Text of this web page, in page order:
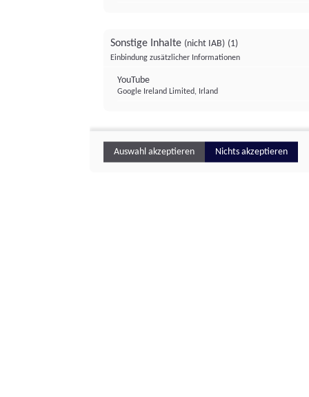
Sonstige Inhalte (nicht IAB) (1)
Einbindung zusätzlicher Informationen
YouTube
Google Ireland Limited, Irland
Auswahl akzeptieren Nichts akzeptieren